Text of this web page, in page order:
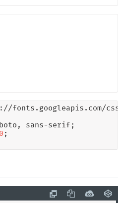
fonts.googleapis.com/
sans-serif;
;